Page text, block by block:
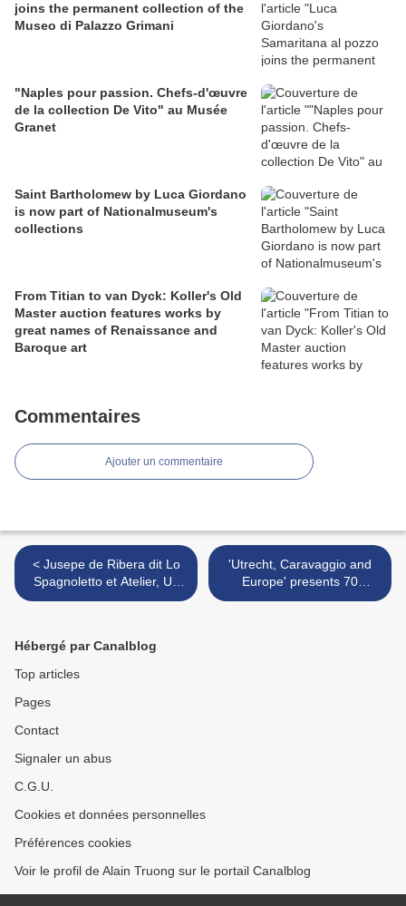
joins the permanent collection of the
Museo di Palazzo Grimani
"Naples pour passion. Chefs-d'œuvre
de la collection De Vito" au Musée
Granet
Saint Bartholomew by Luca Giordano
is now part of Nationalmuseum's
collections
From Titian to van Dyck: Koller's Old
Master auction features works by
great names of Renaissance and
Baroque art
Commentaires
Ajouter un commentaire
< Jusepe de Ribera dit Lo
Spagnoletto et Atelier, Un
philosophe avec une
'Utrecht, Caravaggio and
Europe' presents 70
masterpieces at the
Hébergé par Canalblog
Top articles
Pages
Contact
Signaler un abus
C.G.U.
Cookies et données personnelles
Préférences cookies
Voir le profil de Alain Truong sur le portail Canalblog